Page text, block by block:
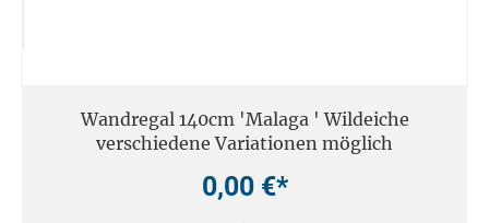
Wandregal 140cm 'Malaga ' Wildeiche
verschiedene Variationen möglich
0,00 €*